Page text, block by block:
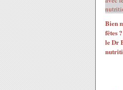
Bien
fêtes
le Dr